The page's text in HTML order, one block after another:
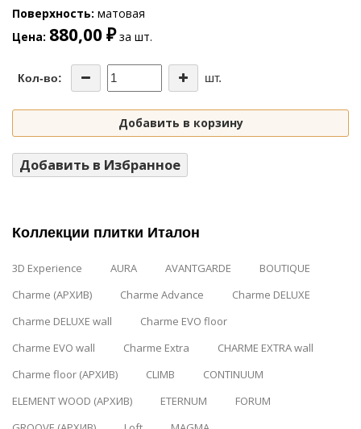
Поверхность матовая
Цена 880,00 ₽за шт.
Кол-во: шт.
Добавить в корзину
Добавить в Избранное
Коллекции плитки Италон
3D Experience AURA AVANTGARDE
BOUTIQUE
Charme (АРХИВ)
Charme Advance
Charme DELUXE
Charme DELUXE wall
Charme EVO floor
Charme EVO wall
Charme Extra
CHARME EXTRA wall
Charme floor (АРХИВ)
CLIMB
CONTINUUM
ELEMENT WOOD (АРХИВ)
ETERNUM
FORUM